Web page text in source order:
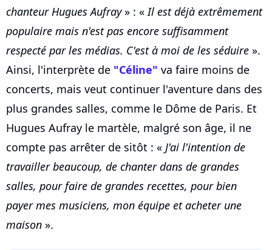
chanteur Hugues Aufray» : «Il est déjà extrêmement
populaire mais n'est pas encore suffisamment
respecté par les médias. C'est à moi de les séduire ».
Ainsi, l'interprète de "Céline" va faire moins de
concerts, mais veut continuer l'aventure dans des
plus grandes salles, comme le Dôme de Paris. Et
Hugues Aufray le martèle, malgré son âge, il ne
compte pas arrêter de sitôt : « J'ai l'intention de
travailler beaucoup, de chanter dans de grandes
salles, pour faire de grandes recettes, pour bien
payer mes musiciens, mon équipe et acheter une
maison ».